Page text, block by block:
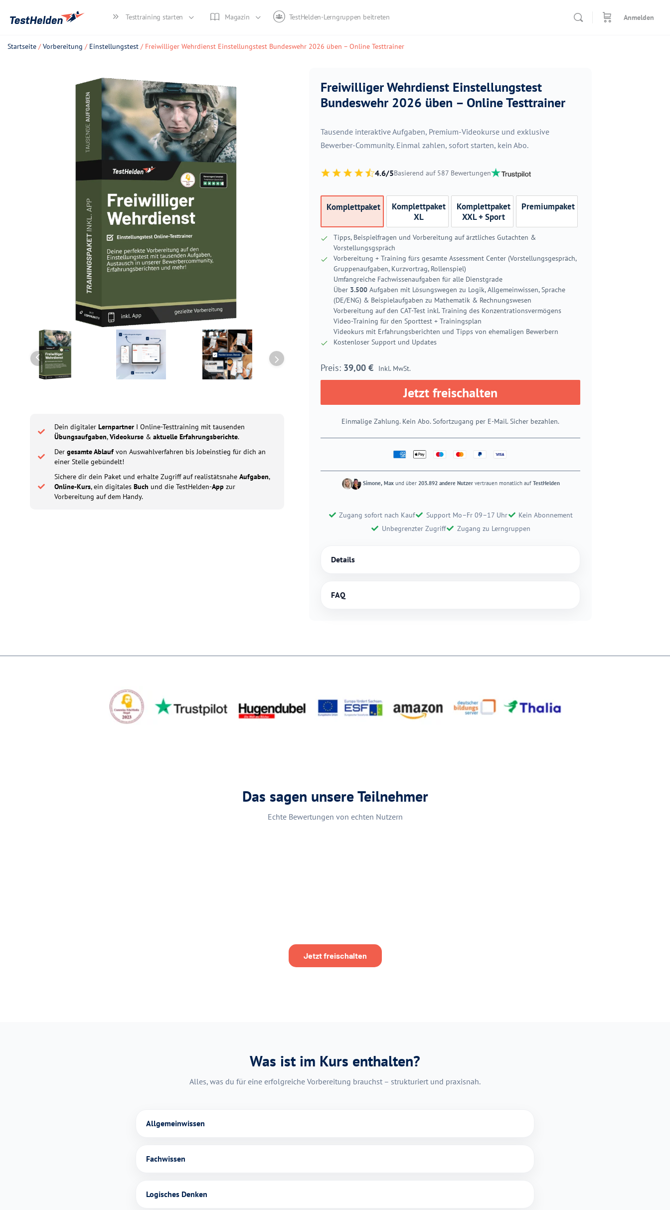
Testtraining starten Magazin TestHelden-Lerngruppen beitreten Anmelden
Startseite /Vorbereitung / Einstellungstest / Freiwilliger Wehrdienst Einstellungstest Bundeswehr 2026 üben – Online Testtrainer
Dein digitaler LernpartnerI Online-Testtraining mit tausenden
Übungsaufgaben,Videokurse& aktuelle Erfahrungsberichte.
Der gesamte Ablaufvon Auswahlverfahren bis Jobeinstieg für dich an
einer Stelle gebündelt!
Sichere dir dein Paket und erhalte Zugriff auf realistätsnahe Aufgaben,
Online-Kurs, ein digitalesBuch und die TestHelden-App zur
Vorbereitung auf dem Handy.
Freiwilliger Wehrdienst Einstellungstest
Bundeswehr 2026 üben – Online Testtrainer
Tausende interaktive Aufgaben, Premium-Videokurse und exklusive
Bewerber-Community. Einmal zahlen, sofort starten, kein Abo.
4.6/5Basierend auf 587 Bewertungen
Komplettpaket
Komplettpaket
XL
Komplettpaket
XXL + Sport
Premiumpaket
Tipps, Beispielfragen und Vorbereitung auf ärztliches Gutachten &
Vorstellungsgspräch
Vorbereitung + Training fürs gesamte Assessment Center (Vorstellungsgespräch,
Gruppenaufgaben, Kurzvortrag, Rollenspiel)
Umfangreiche Fachwissenaufgaben für alle Dienstgrade
Über 3.500 Aufgaben mit Lösungswegen zu Logik, Allgemeinwissen, Sprache
(DE/ENG) & Beispielaufgaben zu Mathematik & Rechnungswesen
Vorbereitung auf den CAT-Test inkl. Training des Konzentrationsvermögens
Video-Training für den Sporttest + Trainingsplan
Videokurs mit Erfahrungsberichten und Tipps von ehemaligen Bewerbern
Kostenloser Support und Updates
39,00 € Inkl. MwSt.
Jetzt freischalten
Einmalige Zahlung. Kein Abo. Sofortzugang per E-Mail. Sicher bezahlen.
Simone, Maxund über 203.892 andere Nutzervertrauen monatlich auf TestHelden
Zugang sofort nach Kauf Support Mo–Fr 09–17 Uhr
Kein Abonnement
Unbegrenzter Zugriff
Zugang zu Lerngruppen
Details
FAQ
Das sagen unsere Teilnehmer
Echte Bewertungen von echten Nutzern
Jetzt freischalten
Was ist im Kurs enthalten?
Alles, was du für eine erfolgreiche Vorbereitung brauchst – strukturiert und praxisnah.
Allgemeinwissen
Fachwissen
Logisches Denken